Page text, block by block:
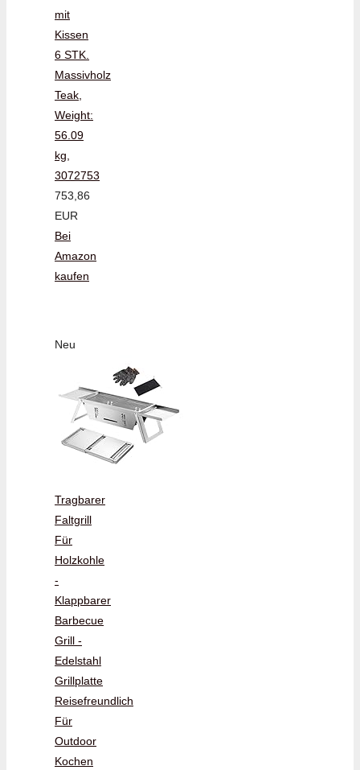
mit
Kissen
6 STK.
Massivholz
Teak,
Weight:
56.09
kg,
3072753
753,86
EUR
Bei
Amazon
kaufen
Neu
Tragbarer
Faltgrill
Für
Holzkohle
-
Klappbarer
Barbecue
Grill -
Edelstahl
Grillplatte
Reisefreundlich
Für
Outdoor
Kochen